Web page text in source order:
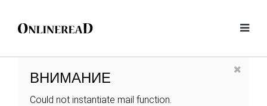
ВНИМАНИЕ
Could not instantiate mail function.